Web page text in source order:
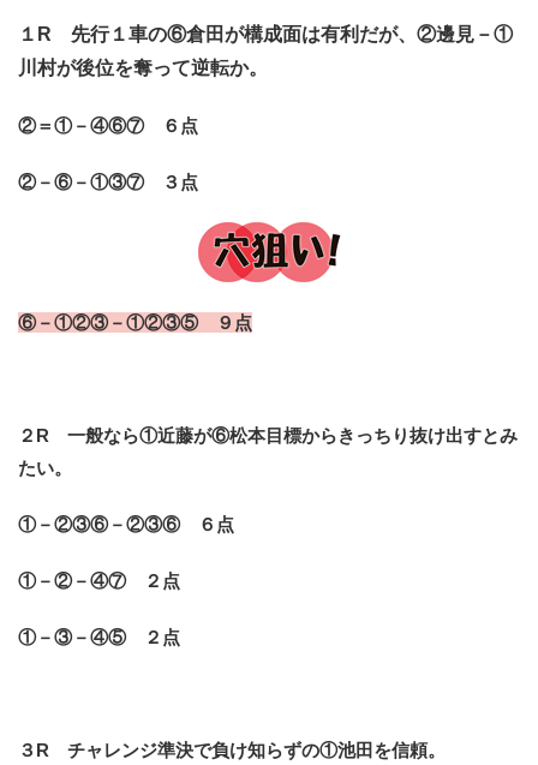
１R 先行１車の⑥倉田が構成面は有利だが、②邊見－①
川村が後位を奪って逆転か。
②＝①－④⑥⑦ ６点
②－⑥－①③⑦ ３点
⑥－①②③－①②③⑤ ９点
２R 一般なら①近藤が⑥松本目標からきっちり抜け出すとみ
たい。
①－②③⑥－②③⑥ ６点
①－②－④⑦ ２点
①－③－④⑤ ２点
３R チャレンジ準決で負け知らずの①池田を信頼。